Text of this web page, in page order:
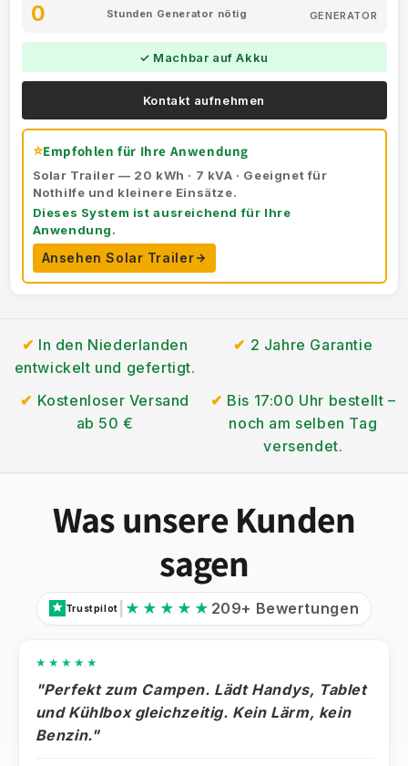
0 Stunden Generator nötig GENERATOR
✓ Machbar auf Akku
Kontakt aufnehmen
⭐Empfohlen für Ihre Anwendung
Solar Trailer — 20 kWh · 7 kVA · Geeignet für
Nothilfe und kleinere Einsätze.
Dieses System ist ausreichend für Ihre
Anwendung.
Ansehen Solar Trailer
In den Niederlanden
entwickelt und gefertigt.
2 Jahre Garantie
Kostenloser Versand
ab 50 €
Bis 17:00 Uhr bestellt –
noch am selben Tag
versendet.
Was unsere Kunden
sagen
Trustpilot ★★★★★ 209+ Bewertungen
★★★★★
"Perfekt zum Campen. Lädt Handys, Tablet
und Kühlbox gleichzeitig. Kein Lärm, kein
Benzin."